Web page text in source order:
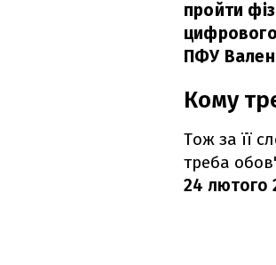
пройти
ПФУ
Кому
Тож за її
треба
24 лютого